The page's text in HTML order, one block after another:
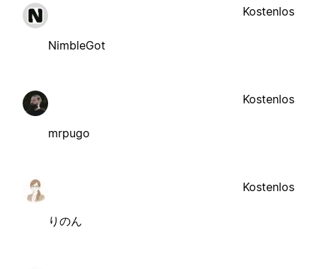
NimbleGot
Kostenlos
mrpugo
Kostenlos
りのん
Kostenlos